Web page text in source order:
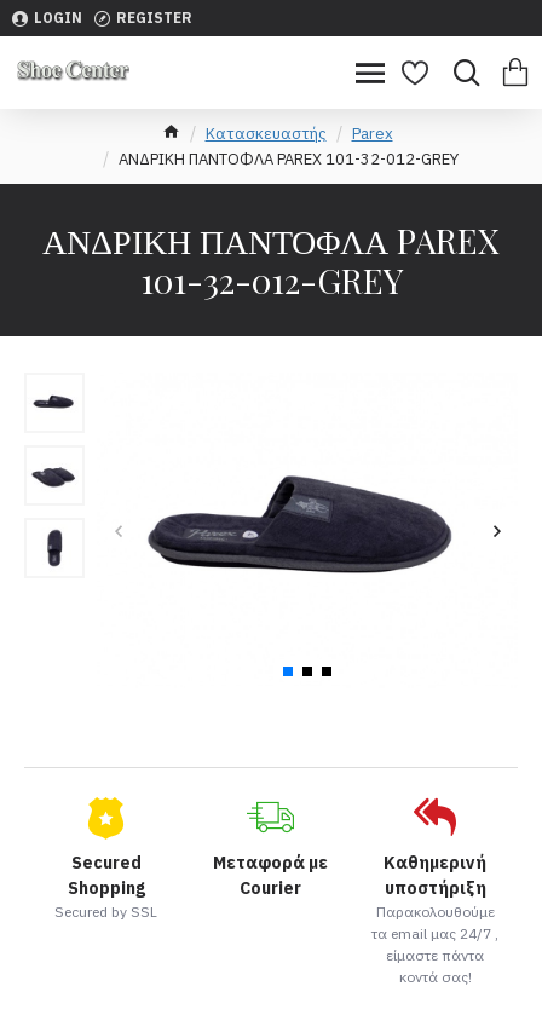
LOGIN REGISTER
Κατασκευαστής
Parex
ΑΝΔΡΙΚΗ ΠΑΝΤΟΦΛΑ PAREX 101-32-012-GREY
ΑΝΔΡΙΚΗ ΠΑΝΤΟΦΛΑ PAREX
101-32-012-GREY
Secured
Shopping
Secured by SSL
Μεταφορά με
Courier
Καθημερινή
υποστήριξη
Παρακολουθούμε
τα email μας 24/7 ,
είμαστε πάντα
κοντά σας!